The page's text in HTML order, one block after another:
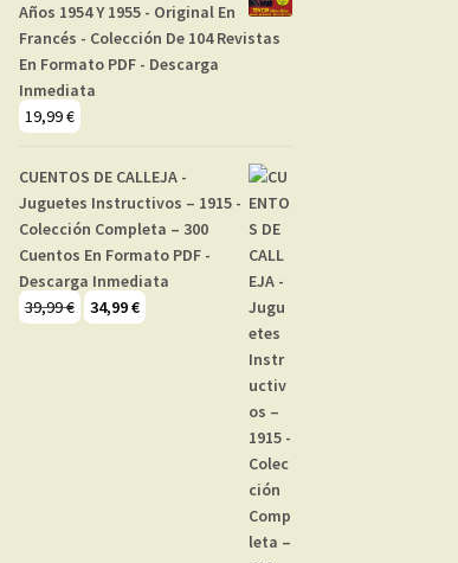
Años 1954 Y 1955 - Original En
Francés - Colección De 104 Revistas
En Formato PDF - Descarga
Inmediata
19,99€
CUENTOS DE CALLEJA -
Juguetes Instructivos – 1915 -
Colección Completa – 300
Cuentos En Formato PDF -
Descarga Inmediata
39,99€
El34,99€